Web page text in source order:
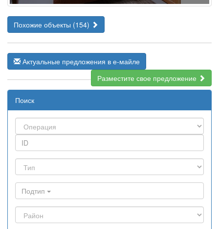
Похожие объекты (154)
Актуальные предложения в е-майле
Разместите свое предложение
Поиск
Подтип